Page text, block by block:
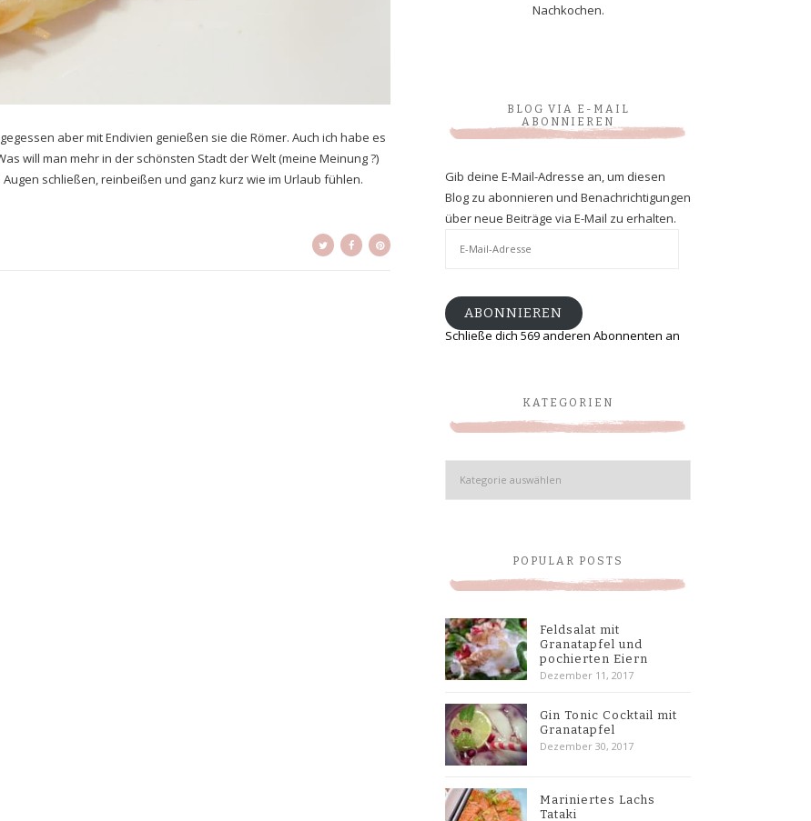
aber mit Endivien genießen sie die Römer. Auch ich habe es
will man mehr in der schönsten Stadt der Welt (meine Meinung ?)
schließen, reinbeißen und ganz kurz wie im Urlaub fühlen.
Nachkochen.
BLOG VIA E-MAIL
ABONNIEREN
Gib deine E-Mail-Adresse an, um diesen
Blog zu abonnieren und Benachrichtigungen
über neue Beiträge via E-Mail zu erhalten.
ABONNIEREN
Schließe dich 569 anderen Abonnenten an
KATEGORIEN
Kategorien
POPULAR POSTS
Feldsalat mit
Granatapfel und
pochierten Eiern
Dezember 11, 2017
Gin Tonic Cocktail mit
Granatapfel
Dezember 30, 2017
Mariniertes Lachs
Tataki